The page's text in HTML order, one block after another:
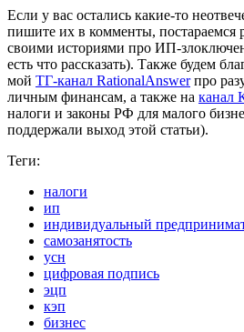
Если у вас остались какие-то
пишите их в комменты, постараемся
своими историями про ИП-
есть что рассказать). Также будем
мой ТГ-канал RationalAnswerпро
личным финансам, а также на канал
налоги и законы РФ для малого
поддержали выход этой статьи).
Теги:
налоги
ип
индивидуальный
самозанятость
усн
цифровая подпись
эцп
кэп
бизнес